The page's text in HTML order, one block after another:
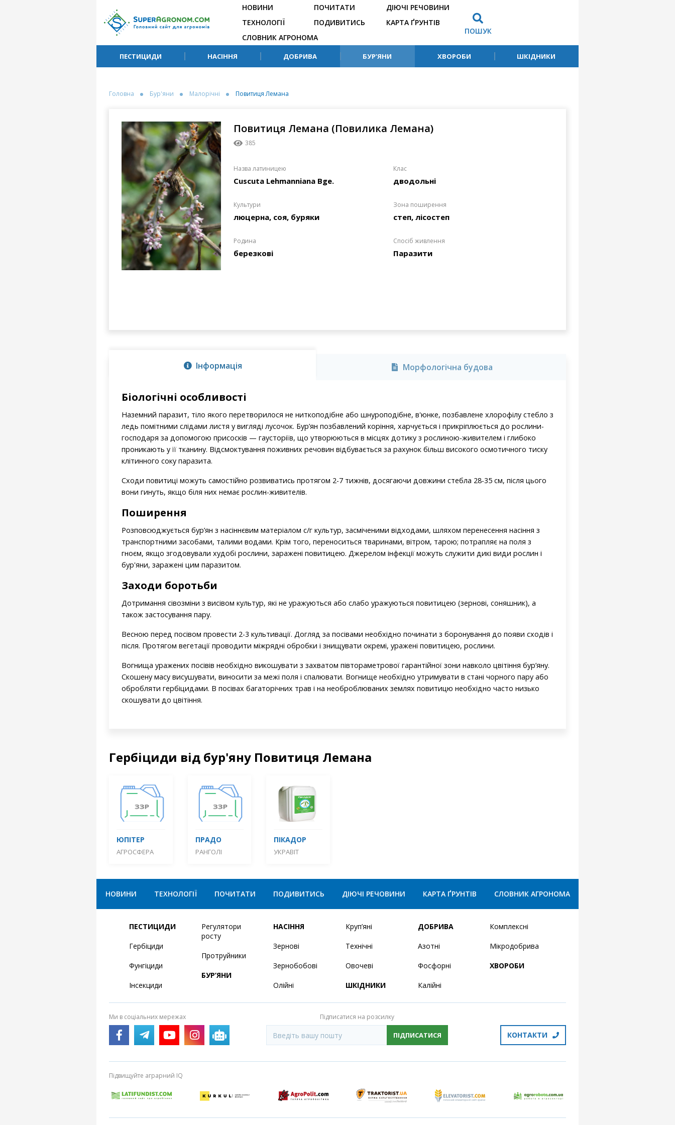
НОВИНИ
ТЕХНОЛОГІЇ
ПОЧИТАТИ
ПОДИВИТИСЬ
ДІЮЧІ РЕЧОВИНИ
КАРТА ҐРУНТІВ
СЛОВНИК АГРОНОМА
ПОШУК
ПЕСТИЦИДИ НАСІННЯ ДОБРИВА БУР’ЯНИ ХВОРОБИ ШКІДНИКИ
Головна Бур'яни Малорічні Повитиця Лемана
Повитиця Лемана (Повилика Лемана)
385
Назва латиницею
Cuscuta Lehmanniana Bge.
Клас
дводольні
Культури
люцерна, соя, буряки
Зона поширення
степ, лісостеп
Родина
березкові
Спосіб живлення
Паразити
Інформація Морфологічна будова
Біологічні особливості
Наземний паразит, тіло якого перетворилося не ниткоподібне або шнуроподібне, в'юнке, позбавлене хлорофілу стебло з
ледь помітними слідами листя у вигляді лусочок. Бур’ян позбавлений коріння, харчується і прикріплюється до рослини-
господаря за допомогою присосків — гаусторіїв, що утворюються в місцях дотику з рослиною-живителем і глибоко
проникають у її тканину. Відсмоктування поживних речовин відбувається за рахунок більш високого осмотичного тиску
клітинного соку паразита.
Сходи повитиці можуть самостійно розвиватись протягом 2-7 тижнів, досягаючи довжини стебла 28-35 см, після цього
вони гинуть, якщо біля них немає рослин-живителів.
Поширення
Розповсюджується бур’ян з насіннєвим матеріалом с/г культур, засміченими відходами, шляхом перенесення насіння з
транспортними засобами, талими водами. Крім того, переноситься тваринами, вітром, тарою; потрапляє на поля з
гноєм, якщо згодовували худобі рослини, заражені повитицею. Джерелом інфекції можуть служити дикі види рослин і
бур'яни, заражені цим паразитом.
Заходи боротьби
Дотримання сівозміни з висівом культур, які не уражуються або слабо уражуються повитицею (зернові, соняшник), а
також застосування пару.
Весною перед посівом провести 2-3 культивації. Догляд за посівами необхідно починати з боронування до появи сходів і
після. Протягом вегетації проводити міжрядні обробки і знищувати окремі, уражені повитицею, рослини.
Вогнища уражених посівів необхідно викошувати з захватом півтораметрової гарантійної зони навколо цвітіння бур’яну.
Скошену масу висушувати, виносити за межі поля і спалювати. Вогнище необхідно утримувати в стані чорного пару або
обробляти гербіцидами. В посівах багаторічних трав і на необроблюваних землях повитицю необхідно часто низько
скошувати до цвітіння.
Гербіциди від бур'яну Повитиця Лемана
ЮПІТЕР
АГРОСФЕРА
ПРАДО
РАНГОЛІ
ПІКАДОР
УКРАВІТ
НОВИНИ ТЕХНОЛОГІЇ ПОЧИТАТИ ПОДИВИТИСЬ ДІЮЧІ РЕЧОВИНИ КАРТА ҐРУНТІВ СЛОВНИК АГРОНОМА
ПЕСТИЦИДИ
Гербіциди
Фунгіциди
Інсекциди
Регулятори
росту
Протруйники
БУР’ЯНИ
НАСІННЯ
Зернові
Зернобобові
Олійні
Круп’яні
Технічні
Овочеві
ШКІДНИКИ
ДОБРИВА
Азотні
Фосфорні
Калійні
Комплексні
Мікродобрива
ХВОРОБИ
Ми в соціальних мережах Підписатися на розсилку
ПІДПИСАТИСЯ КОНТАКТИ
Підвищуйте аграрний IQ